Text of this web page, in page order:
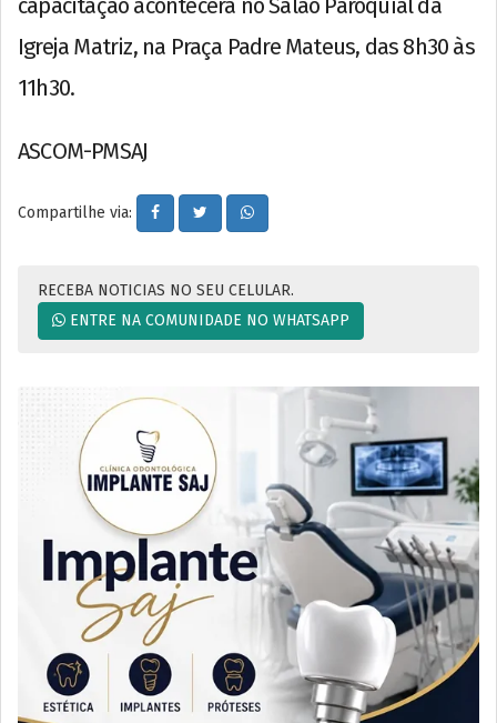
Igreja Matriz, na Praça Padre Mateus, das 8h30 às
11h30.
ASCOM-PMSAJ
Compartilhe via:
RECEBA NOTICIAS NO SEU CELULAR.
ENTRE NA COMUNIDADE NO WHATSAPP